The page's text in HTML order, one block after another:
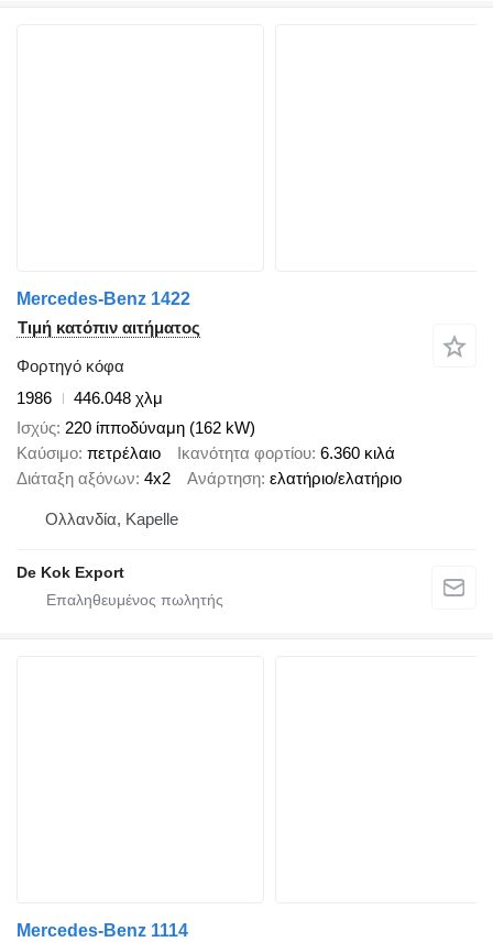
Mercedes-Benz 1422
Τιμή κατόπιν αιτήματος
Φορτηγό κόφα
1986
446.048 χλμ
Ισχύς 220 ίπποδύναμη (162 kW)
Καύσιμο πετρέλαιο Ικανότητα φορτίου 6.360 κιλά
Διάταξη αξόνων 4x2 Ανάρτηση ελατήριο/ελατήριο
Ολλανδία, Kapelle
De Kok Export
Mercedes-Benz 1114